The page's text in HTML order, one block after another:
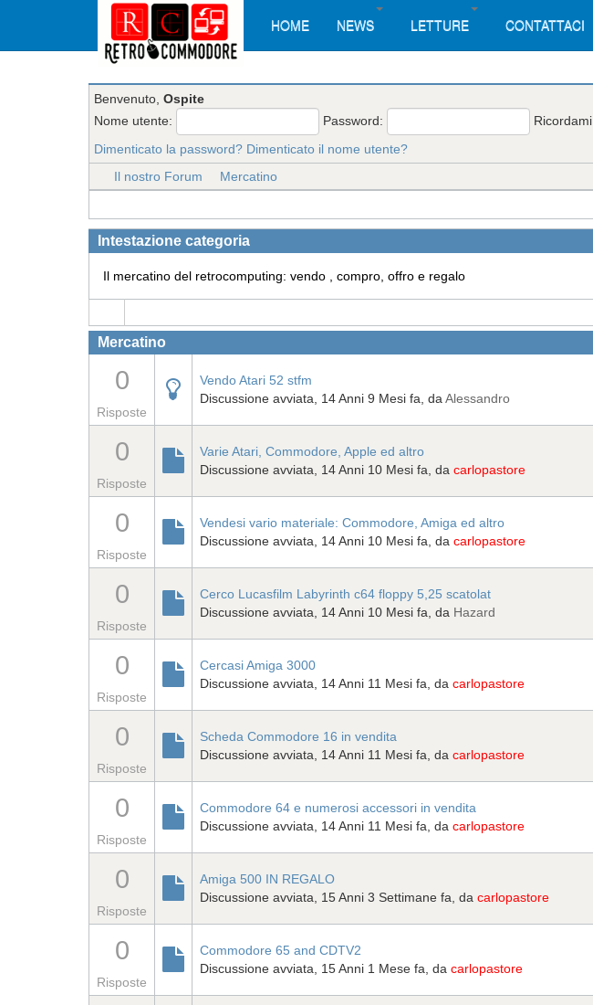
HOME NEWS LETTURE CONTATTACI
Benvenuto, Ospite
Nome utente:
Password:
Ricordami
Dimenticato la password? Dimenticato il nome utente?
Il nostro Forum
Mercatino
Intestazione categoria
Il mercatino del retrocomputing: vendo , compro, offro e regalo
Mercatino
0
Risposte
Vendo Atari 52 stfm
Discussione avviata, 14 Anni 9 Mesi fa, da Alessandro
0
Risposte
Varie Atari, Commodore, Apple ed altro
Discussione avviata, 14 Anni 10 Mesi fa, da carlopastore
0
Risposte
Vendesi vario materiale: Commodore, Amiga ed altro
Discussione avviata, 14 Anni 10 Mesi fa, da carlopastore
0
Risposte
Cerco Lucasfilm Labyrinth c64 floppy 5,25 scatolat
Discussione avviata, 14 Anni 10 Mesi fa, da Hazard
0
Risposte
Cercasi Amiga 3000
Discussione avviata, 14 Anni 11 Mesi fa, da carlopastore
0
Risposte
Scheda Commodore 16 in vendita
Discussione avviata, 14 Anni 11 Mesi fa, da carlopastore
0
Risposte
Commodore 64 e numerosi accessori in vendita
Discussione avviata, 14 Anni 11 Mesi fa, da carlopastore
0
Risposte
Amiga 500 IN REGALO
Discussione avviata, 15 Anni 3 Settimane fa, da carlopastore
0
Risposte
Commodore 65 and CDTV2
Discussione avviata, 15 Anni 1 Mese fa, da carlopastore